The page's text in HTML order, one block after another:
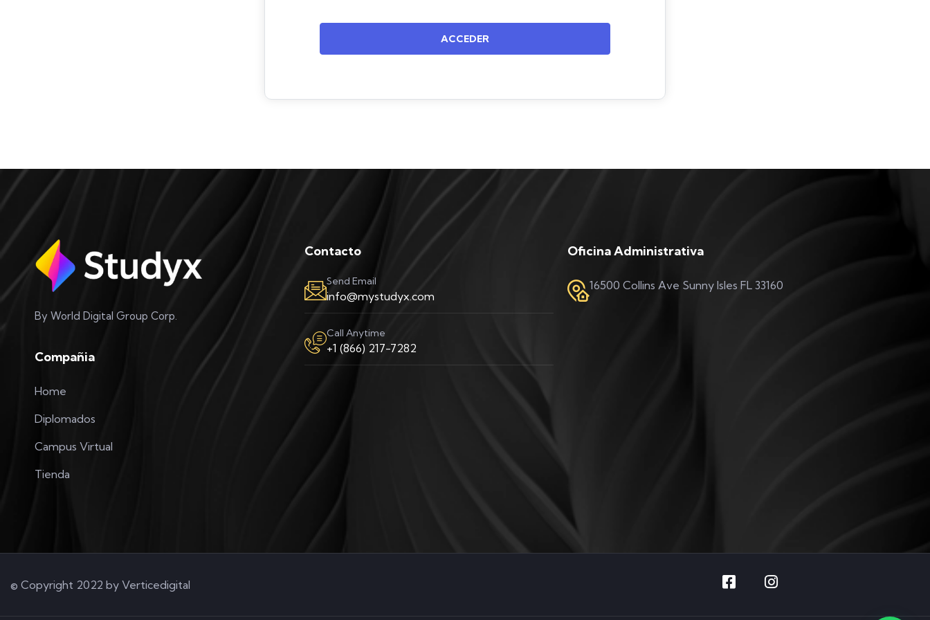
ACCEDER
By World Digital Group Corp.
Compañia
Home
Diplomados
Campus Virtual
Tienda
Contacto
Send Email
info@mystudyx.com
Call Anytime
+1 (866) 217-7282
Oficina Administrativa
16500 Collins Ave Sunny Isles FL 33160
© Copyright 2022 by Verticedigital